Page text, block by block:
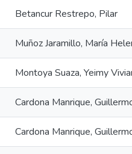
Betancur Restrepo, Pilar
Muñoz Jaramillo, María
Montoya Suaza, Yeimy
Cardona Manrique,
Cardona Manrique,